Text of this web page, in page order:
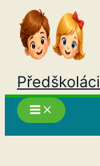
Přeskočit
obsah
Předškoláci